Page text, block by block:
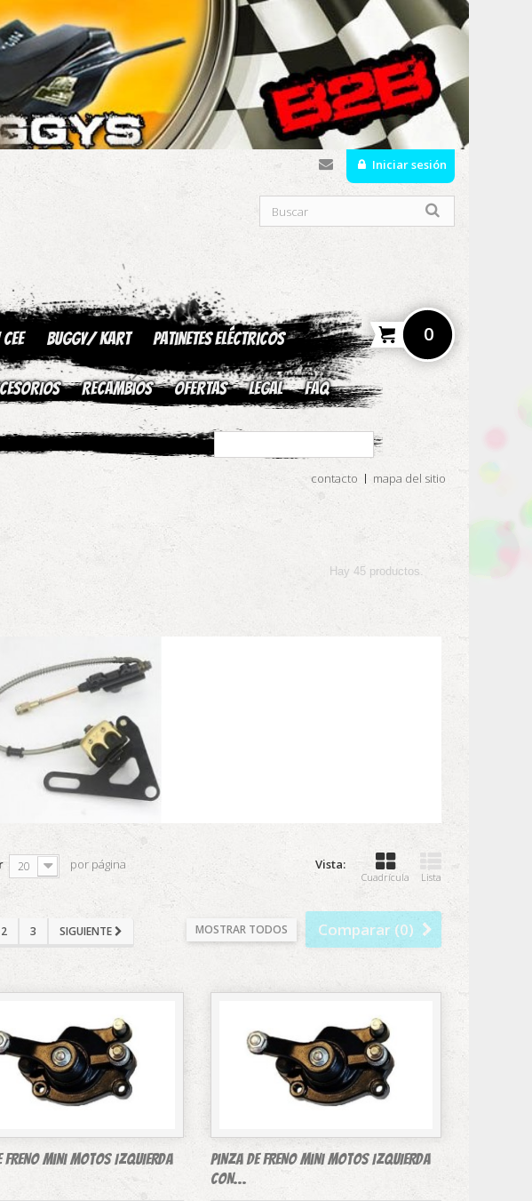
Iniciar sesión
0
Buggy/ kart Patinetes Eléctricos
Recambios OFERTAS Legal fAQ
contacto mapa del sitio
Hay 45 productos.
Vista:
Cuadrícula Lista
20 por página
Comparar (0)
MOSTRAR TODOS
2 3 SIGUIENTE
FRENO mini motos IZQUIERDA
Pinza DE FRENO mini motos IZQUIERDA
CON...